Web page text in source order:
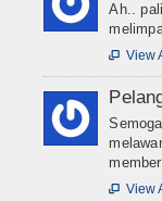
Ah..
 View
 View